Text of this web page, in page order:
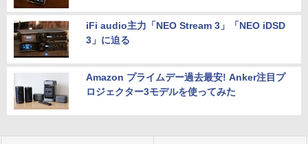
iFi audio主力「NEO Stream 3」「NEO iDSD
3」に迫る
Amazon プライムデー過去最安! Anker注目プ
ロジェクター3モデルを使ってみた